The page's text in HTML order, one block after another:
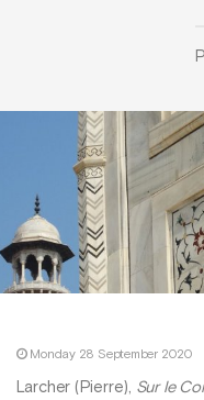
Monday 28 September 2020
Larcher (Pierre), Sur le